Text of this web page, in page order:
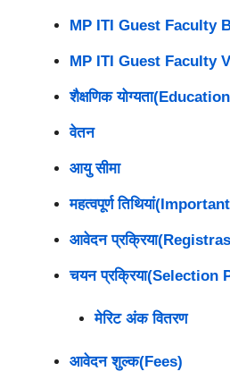
MP ITI Guest Faculty
MP ITI Guest Faculty
शैक्षणिक
वेतन
आयु सीमा
महत्वपूर्ण
आवेदन
चयन प्रक्रिया(Selection
मेरिट अंक वितरण
आवेदन शुल्क(Fees)